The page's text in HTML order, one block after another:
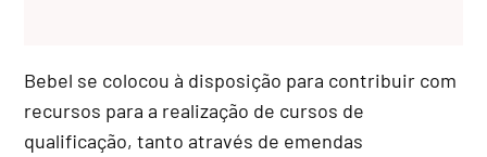
Bebel se colocou à disposição para contribuir com
recursos para a realização de cursos de
qualificação, tanto através de emendas